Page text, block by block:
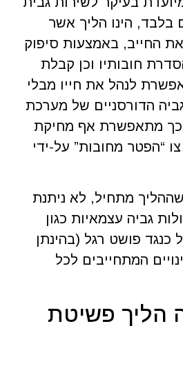
בלבד, הינו הליך אשר
החייב, באמצעות סיפוק
חובותיו וכן קבלת
לנהל את חייו מבלי
הדורסניים של מערכת
מתאפשרת אף מחיקת
“הפטר מחובות” על-ידי
מתחיל, לא ניתנת
גביה עצמאיות כגון
כנגד פושט רגל (בהינתן
המתחייבים לכל
הליך פשיטת